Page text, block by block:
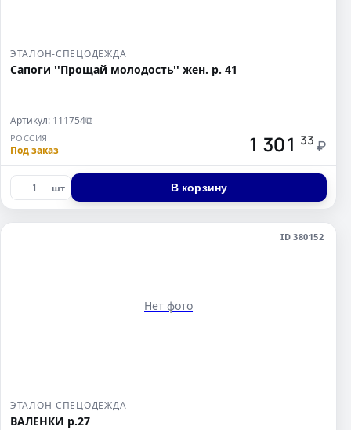
ЭТАЛОН-СПЕЦОДЕЖДА
Сапоги ''Прощай молодость'' жен. р. 41
Артикул: 111754⧉
РОССИЯ
Под заказ 1 301 33 ₽
шт В корзину
ID 380152
Нет фото
ЭТАЛОН-СПЕЦОДЕЖДА
ВАЛЕНКИ р.27